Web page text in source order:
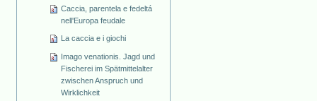
Caccia, parentela e fedeltá
nell'Europa feudale
La caccia e i giochi
Imago venationis. Jagd und
Fischerei im Spätmittelalter
zwischen Anspruch und
Wirklichkeit